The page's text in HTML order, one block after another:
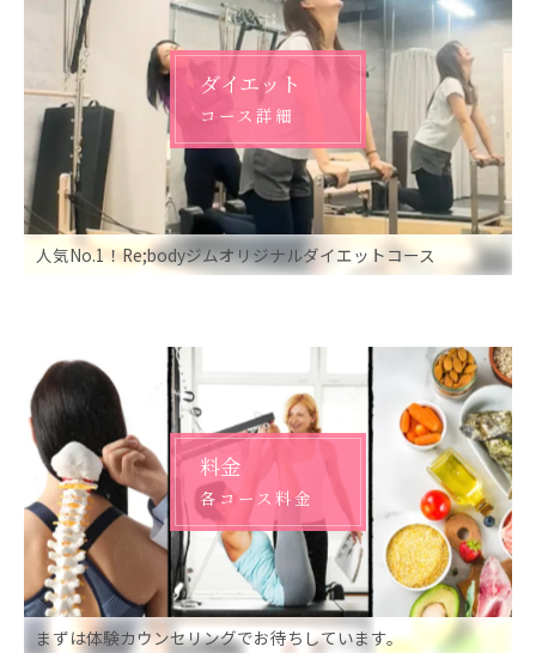
ダイエット
コース詳細
人気No.1！Re;bodyジムオリジナルダイエットコース
料金
各コース料金
まずは体験カウンセリングでお待ちしています。